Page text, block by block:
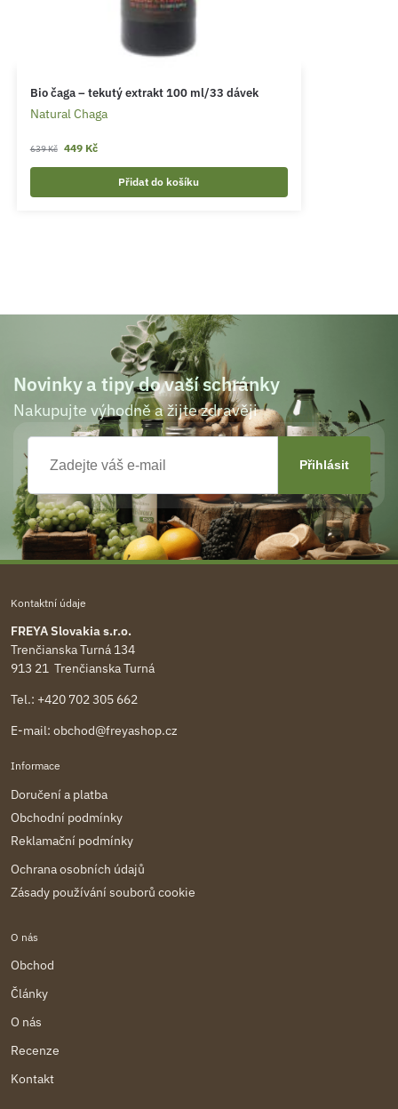
Bio čaga – tekutý extrakt 100 ml/33 dávek
Natural Chaga
639Kč 449 Kč
Přidat do košíku
Novinky a tipy do vaší schránky
Nakupujte výhodně a žijte zdravěji
Kontaktní údaje
FREYA Slovakia s.r.o.
Trenčianska Turná 134
913 21 Trenčianska Turná
Tel.: +420 702 305 662
E-mail: obchod@freyashop.cz
Informace
Doručení a platba
Obchodní podmínky
Reklamační podmínky
Ochrana osobních údajů
Zásady používání souborů cookie
O nás
Obchod
Články
O nás
Recenze
Kontakt